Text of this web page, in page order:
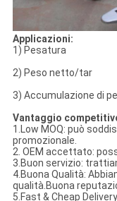
Applicazioni:
1) Pesatura
2) Peso netto/tar
3) Accumulazione di
Vantaggio
1.Low MOQ: può
promozionale.
2. OEM accettato:
3.Buon servizio:
4.Buona Qualità:
qualità.Buona
5.Fast & Cheap